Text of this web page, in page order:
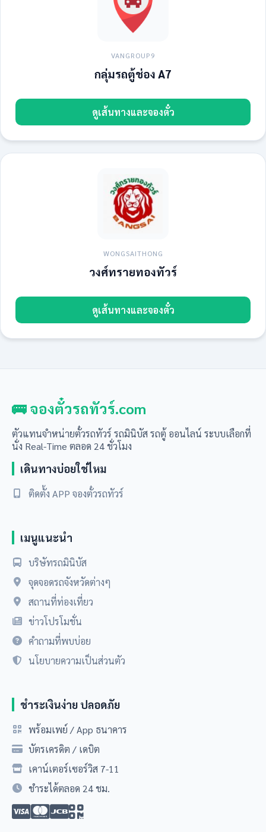
VANGROUP9
กลุ่มรถตู้ช่อง A7
ดูเส้นทางและจองตั๋ว
WONGSAITHONG
วงศ์ทรายทองทัวร์
ดูเส้นทางและจองตั๋ว
🚌 จองตั๋วรถทัวร์.com
ตัวแทนจำหน่ายตั๋วรถทัวร์ รถมินิบัส รถตู้ ออนไลน์ ระบบเลือกที่
นั่ง Real-Time ตลอด 24 ชั่วโมง
เดินทางบ่อยใช่ไหม
ติดตั้ง APP จองตั๋วรถทัวร์
เมนูแนะนำ
บริษัทรถมินิบัส
จุดจอดรถจังหวัดต่างๆ
สถานที่ท่องเที่ยว
ข่าวโปรโมชั่น
คำถามที่พบบ่อย
นโยบายความเป็นส่วนตัว
ชำระเงินง่าย ปลอดภัย
พร้อมเพย์ / App ธนาคาร
บัตรเครดิต / เดบิต
เคาน์เตอร์เซอร์วิส 7-11
ชำระได้ตลอด 24 ชม.